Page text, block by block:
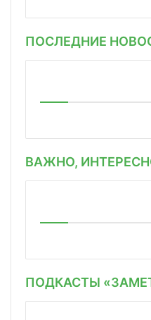
ПОСЛЕДНИЕ
ВАЖНО,
ПОДКАСТЫ